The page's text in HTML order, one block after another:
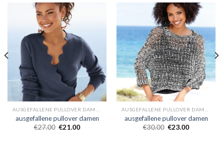
ausgefallene pullover damen
€27.00 €21.00
ausgefallene pullover damen
€30.00 €23.00